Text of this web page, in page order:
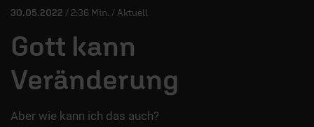
MITMACHEN
ÜBER UNS
30.05.2022 / 2:36 Min. / Aktuell
Gott kann
Veränderung
Aber wie kann ich das auch?